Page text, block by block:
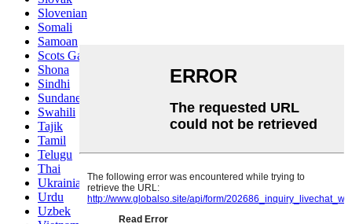
Slovenian
Somali
Samoan
Scots Gaelic
Shona
Sindhi
Sundanese
Swahili
Tajik
Tamil
Telugu
Thai
Ukrainian
Urdu
Uzbek